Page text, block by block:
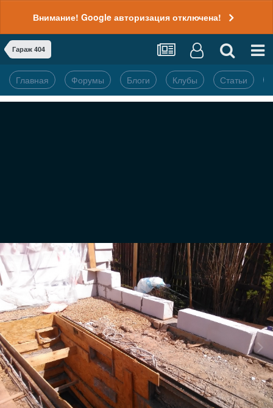
Внимание! Google авторизация отключена!
Гараж 404
Главная Форумы Блоги Клубы Статьи